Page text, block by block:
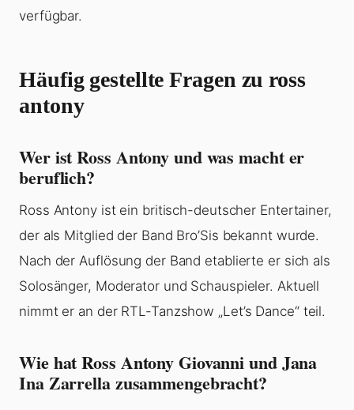
verfügbar.
Häufig gestellte Fragen zu ross
antony
Wer ist Ross Antony und was macht er
beruflich?
Ross Antony ist ein britisch-deutscher Entertainer,
der als Mitglied der Band Bro’Sis bekannt wurde.
Nach der Auflösung der Band etablierte er sich als
Solosänger, Moderator und Schauspieler. Aktuell
nimmt er an der RTL-Tanzshow „Let’s Dance“ teil.
Wie hat Ross Antony Giovanni und Jana
Ina Zarrella zusammengebracht?